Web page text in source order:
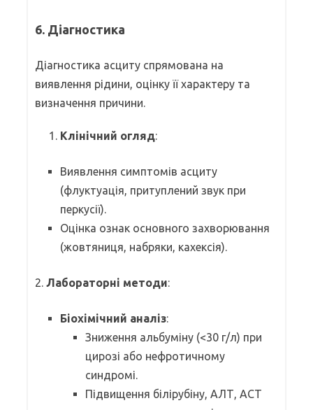
6. Діагностика
Діагностика асциту спрямована на
виявлення рідини, оцінку її характеру та
визначення причини.
Клінічний огляд:
Виявлення симптомів асциту
(флуктуація, притуплений звук при
перкусії).
Оцінка ознак основного захворювання
(жовтяниця, набряки, кахексія).
2. Лабораторні методи:
Біохімічний аналіз:
Зниження альбуміну (<30 г/л) при
цирозі або нефротичному
синдромі.
Підвищення білірубіну, АЛТ, АСТ